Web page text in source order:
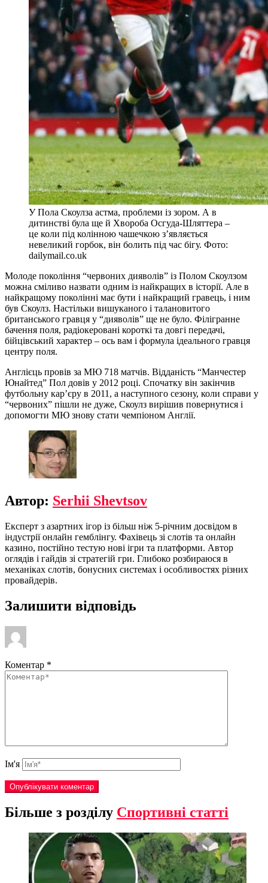
У Пола Скоулза астма, проблеми із зором. А в
дитинстві була ще й Хвороба Осгуда-Шляттера –
це коли під колінною чашечкою з’являється
невеликий горбок, він болить під час бігу. Фото:
dailymail.co.uk
Молоде покоління “червоних дияволів” із Полом Скоулзом
можна сміливо назвати одним із найкращих в історії. Але в
найкращому поколінні має бути і найкращий гравець, і ним
був Скоулз. Настільки вишуканого і талановитого
британського гравця у “дияволів” ще не було. Філігранне
бачення поля, радіокеровані короткі та довгі передачі,
бійцівський характер – ось вам і формула ідеального гравця
центру поля.
Англієць провів за МЮ 718 матчів. Відданість “Манчестер
Юнайтед” Пол довів у 2012 році. Спочатку він закінчив
футбольну кар’єру в 2011, а наступного сезону, коли справи у
“червоних” пішли не дуже, Скоулз вирішив повернутися і
допомогти МЮ знову стати чемпіоном Англії.
Автор: Serhii Shevtsov
Експерт з азартних ігор із більш ніж 5-річним досвідом в
індустрії онлайн гемблінгу. Фахівець зі слотів та онлайн
казино, постійно тестую нові ігри та платформи. Автор
оглядів і гайдів зі стратегій гри. Глибоко розбираюся в
механіках слотів, бонусних системах і особливостях різних
провайдерів.
Залишити відповідь
Коментар *
Ім'я
Більше з розділу Спортивні статті